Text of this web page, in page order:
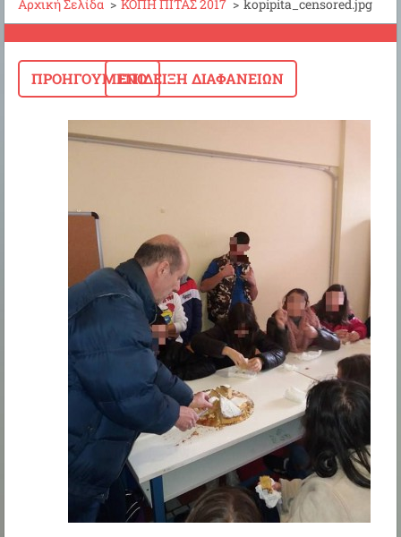
Αρχική Σελίδα > ΚΟΠΗ ΠΙΤΑΣ 2017 > kopipita_censored.jpg
ΠΡΟΗΓΟΎΜΕΝΟΕΠΊΔΕΙΞΗ ΔΙΑΦΑΝΕΙΏΝ